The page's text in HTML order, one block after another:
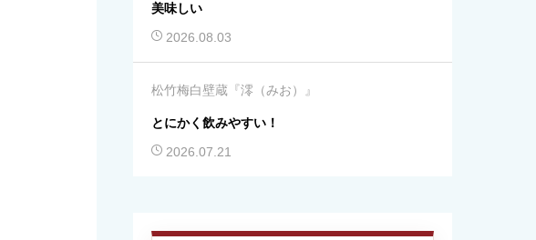
美味しい
2026.08.03
松竹梅白壁蔵『澪（みお）』
とにかく飲みやすい！
2026.07.21